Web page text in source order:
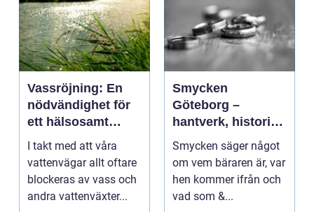
Vassröjning: En
nödvändighet för
ett hälsosamt
vattenlandskap
I takt med att våra
vattenvägar allt oftare
blockeras av vass och
andra vattenväxter...
Smycken
Göteborg –
hantverk, historia
och personligt
uttryck
Smycken säger något
om vem bäraren är, var
hen kommer ifrån och
vad som &...